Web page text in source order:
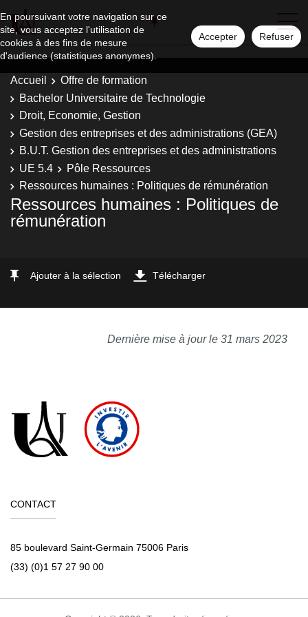
En poursuivant votre navigation sur ce
site, vous acceptez l'utilisation de
cookies à des fins de mesure
d'audience (statistiques anonymes).
Accepter Refuser
Accueil
Offre de formation
Bachelor Universitaire de Technologie
Droit, Economie, Gestion
Gestion des entreprises et des administrations (GEA)
B.U.T. Gestion des entreprises et des administrations
UE 5.4
Pôle Ressources
Ressources humaines : Politiques de rémunération
Ressources humaines : Politiques de
rémunération
Ajouter à la sélection Télécharger
Dernière mise à jour le 31 mars 2023
CONTACT
85 boulevard Saint-Germain 75006 Paris
(33) (0)1 57 27 90 00